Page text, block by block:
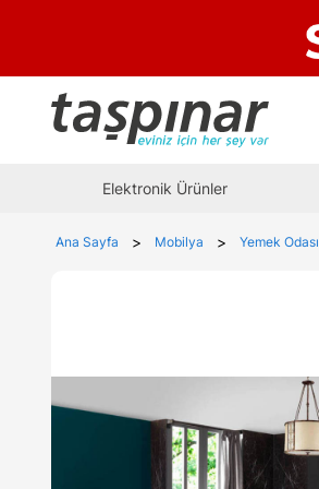
Elektronik Ürünler
Ana Sayfa > Mobilya > Yemek Odası